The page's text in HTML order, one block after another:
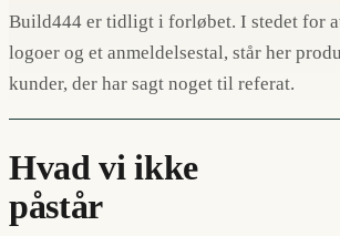
Build444 er tidligt i forløbet. I stedet for
logoer og et anmeldelsestal, står her
kunder, der har sagt noget til referat.
Hvad vi ikke
påstår